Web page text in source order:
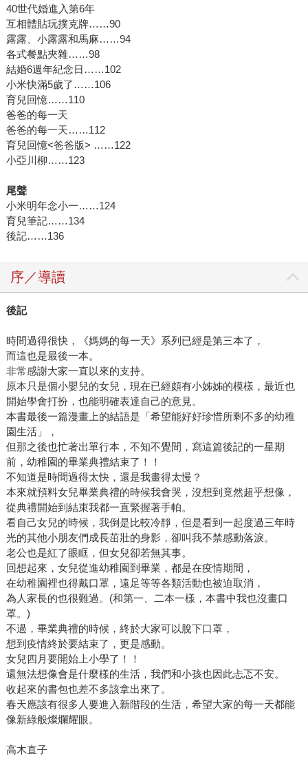
40世代婚進入第6年
互相體貼玩撲克牌……90
露露、小露露和馬麻……94
各式餐點夾雜……98
結婚6週年紀念日……102
小米快滿5歲了……106
育兒回憶……110
爸爸的每一天
爸爸的每一天……112
育兒回憶<爸爸版> ……122
小亞川柳……123
尾聲
小米明年念小一……124
育兒筆記……134
後記……136
序／導讀
後記
時間過得很快，《媽媽的每一天》系列已經是第三本了，
而這也是最後一本。
非常感謝大家一直以來的支持。
原本只是個小嬰兒的女兒，現在已經頗有小姊姊的模樣，最近也
開始學會打扮，也能明確表達自己的意見。
本書最後一篇漫畫上的結語是「希望能好好珍惜所剩不多的幼稚
園生活」，
但那之後也忙著出單行本，不知不覺間，寫這篇後記的一星期
前，幼稚園的畢業典禮結束了！！
不知道是時間過得太快，還是我畫得太慢？
本來就預料女兒畢業典禮的時候我會哭，沒想到竟然超乎想像，
從典禮開始到結束我都一直緊握著手帕。
看自己女兒的時候，我倒是比較冷靜，但是看到一起度過三年時
光的其他小朋友們成長茁壯的身影，卻叫我不禁感動落淚。
老公也是紅了眼眶，但女兒卻若無其事。
回想起來，女兒從進幼稚園到畢業，都是在疫情期間，
在幼稚園裡也得戴口罩，遠足等等各類活動也被迫取消，
為人家長的也很難過。(和第一、二本一樣，本書中我也沒畫口
罩。)
不過，畢業典禮的時候，終於大家可以脫下口罩，
想到疫情終於要結束了，更是感動。
女兒四月要開始上小學了！！
還無法想像會是什麼樣的生活，我們和小孩也因此忐忑不安。
收起來的書包也差不多該拿出來了。
春天應該有很多人要進入新階段的生活，希望大家的每一天都能
像新綠般燦爛耀眼。
高木直子